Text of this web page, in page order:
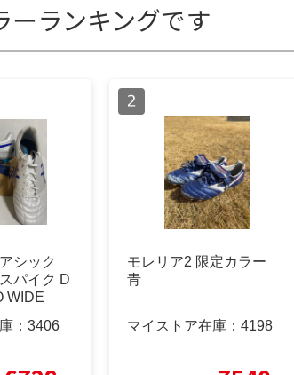
ーランキングです
シック
パイク D
WIDE
： 3406
モレリア2 限定カラー
青
マイストア在庫： 4198